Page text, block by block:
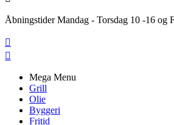
Åbningstider Mandag - Torsdag 10 -16 og


Mega Menu
Grill
Olie
Byggeri
Fritid